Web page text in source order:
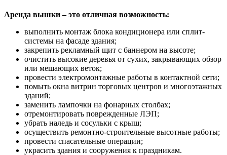
Аренда вышки – это отличная возможность:
выполнить монтаж блока кондиционера или сплит-
системы на фасаде здания;
закрепить рекламный щит с баннером на высоте;
очистить высокие деревья от сухих, закрывающих обзор
или мешающих веток;
провести электромонтажные работы в контактной сети;
помыть окна витрин торговых центров и многоэтажных
зданий;
заменить лампочки на фонарных столбах;
отремонтировать поврежденные ЛЭП;
убрать наледь и сосульки с крыш;
осуществить ремонтно-строительные высотные работы;
провести спасательные операции;
украсить здания и сооружения к праздникам.